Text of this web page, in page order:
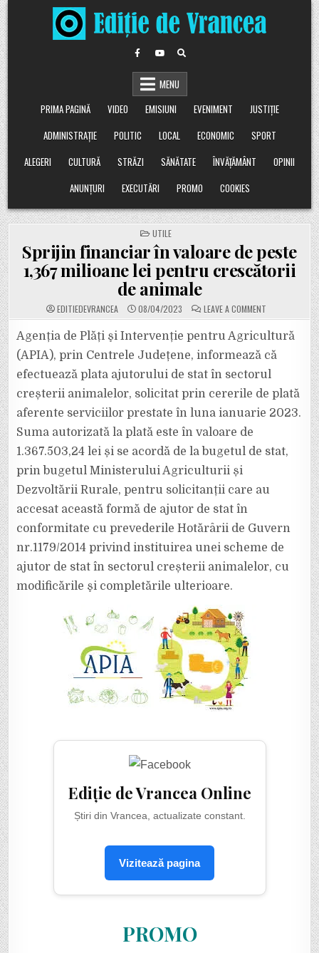
Skip
to
content
MENU
PRIMA PAGINĂ
VIDEO EMISIUNI EVENIMENT
JUSTIȚIE
ADMINISTRAȚIE
POLITIC LOCAL ECONOMIC
SPORT
ALEGERI
CULTURĂ STRĂZI SĂNĂTATE ÎNVĂȚĂMÂNT
OPINII
ANUNȚURI
EXECUTĂRI PROMO COOKIES
POSTED
IN
UTILE
Sprijin financiar în valoare de peste
1,367 milioane lei pentru crescătorii
de animale
EDITIEDEVRANCEA 08/04/2023 LEAVE A COMMENTON
SPRIJIN
ÎN
VALOARE
DE
PESTE
1,367
MILIOANE
PENTRU
CRESCĂTORII
DE
ANIMALE
Agenția de Plăți şi Intervenție pentru Agricultură
(APIA), prin Centrele Județene, informează că
efectuează plata ajutorului de stat în sectorul
creșterii animalelor, solicitat prin cererile de plată
aferente serviciilor prestate în luna ianuarie 2023.
Suma autorizată la plată este în valoare de
1.367.503,24 lei și se acordă de la bugetul de stat,
prin bugetul Ministerului Agriculturii și
Dezvoltării Rurale, pentru solicitanții care au
accesat această formă de ajutor de stat în
conformitate cu prevederile Hotărârii de Guvern
nr.1179/2014 privind instituirea unei scheme de
ajutor de stat în sectorul creșterii animalelor, cu
modificările şi completările ulterioare.
Ediție de Vrancea Online
Știri din Vrancea, actualizate constant.
Vizitează pagina
PROMO